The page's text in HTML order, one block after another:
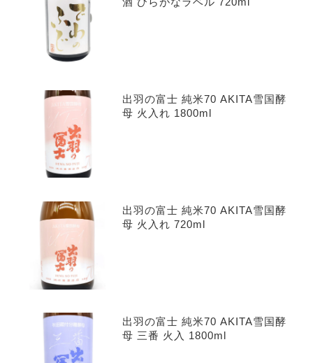
出羽の富士 純米70 AKITA雪国酵
母 火入れ 1800ml
出羽の富士 純米70 AKITA雪国酵
母 火入れ 720ml
出羽の富士 純米70 AKITA雪国酵
母 三番 火入 1800ml